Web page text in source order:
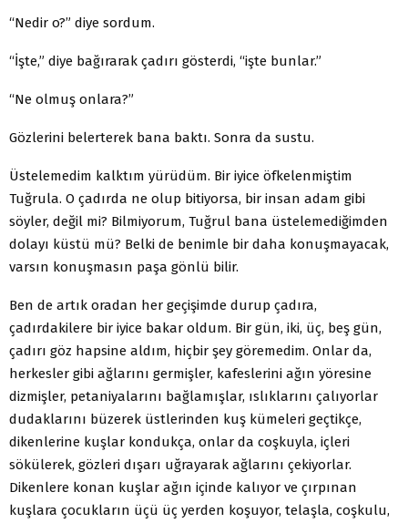
“Nedir o?” diye sordum.
“İşte,” diye bağırarak çadırı gösterdi, “işte bunlar.”
“Ne olmuş onlara?”
Gözlerini belerterek bana baktı. Sonra da sustu.
Üstelemedim kalktım yürüdüm. Bir iyice öfkelenmiştim
Tuğrula. O çadırda ne olup bitiyorsa, bir insan adam gibi
söyler, değil mi? Bilmiyorum, Tuğrul bana üstelemediğimden
dolayı küstü mü? Belki de benimle bir daha konuşmayacak,
varsın konuşmasın paşa gönlü bilir.
Ben de artık oradan her geçişimde durup çadıra,
çadırdakilere bir iyice bakar oldum. Bir gün, iki, üç, beş gün,
çadırı göz hapsine aldım, hiçbir şey göremedim. Onlar da,
herkesler gibi ağlarını germişler, kafeslerini ağın yöresine
dizmişler, petaniyalarını bağlamışlar, ıslıklarını çalıyorlar
dudaklarını büzerek üstlerinden kuş kümeleri geçtikçe,
dikenlerine kuşlar kondukça, onlar da coşkuyla, içleri
sökülerek, gözleri dışarı uğrayarak ağlarını çekiyorlar.
Dikenlere konan kuşlar ağın içinde kalıyor ve çırpınan
kuşlara çocukların üçü üç yerden koşuyor, telaşla, coşkulu,